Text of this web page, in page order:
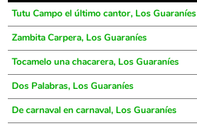
Tutu Campo el último cantor, Los Guaraníes
Zambita Carpera, Los Guaraníes
Tocamelo una chacarera, Los Guaraníes
Dos Palabras, Los Guaraníes
De carnaval en carnaval, Los Guaraníes